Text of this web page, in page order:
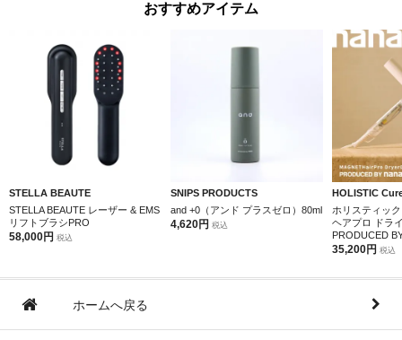
おすすめアイテム
STELLA BEAUTE
STELLA BEAUTE レーザー & EMS
リフトブラシPRO
58,000円 税込
SNIPS PRODUCTS
and +0（アンド プラスゼロ）80ml
4,620円 税込
HOLISTIC
ホリスティッ
ヘアプロ ドラ
PRODUCED
35,200円 税込
ホームへ戻る